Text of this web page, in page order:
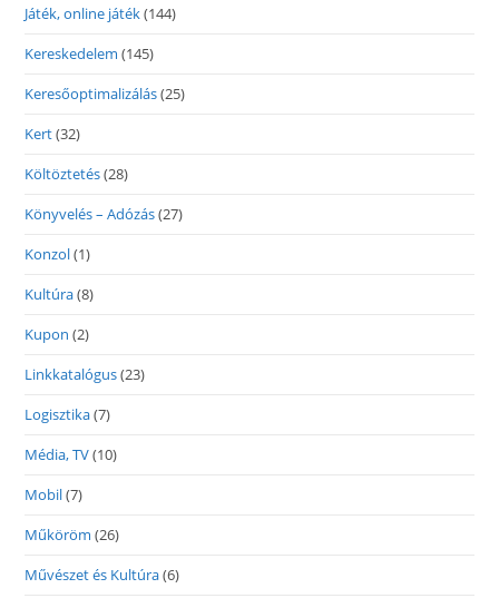
Játék, online játék(144)
Kereskedelem (145)
Keresőoptimalizálás(25)
Kert(32)
Költöztetés(28)
Könyvelés – Adózás(27)
Konzol(1)
Kultúra(8)
Kupon (2)
Linkkatalógus(23)
Logisztika(7)
Média, TV(10)
Mobil(7)
Műköröm (26)
Művészet és Kultúra(6)